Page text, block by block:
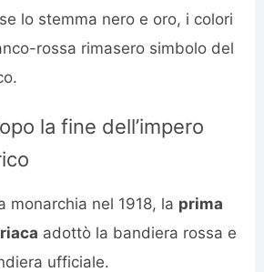
lo stemma nero e oro, i colori
rossa rimasero simbolo del
la fine dell’impero
monarchia nel 1918, la prima
adottò la bandiera rossa e
ufficiale.